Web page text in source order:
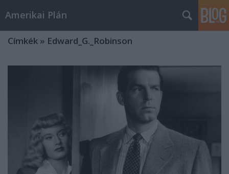
Amerikai Plán
Címkék » Edward_G._Robinson